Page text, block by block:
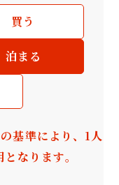
買う
泊まる
基準により、1人
なります。